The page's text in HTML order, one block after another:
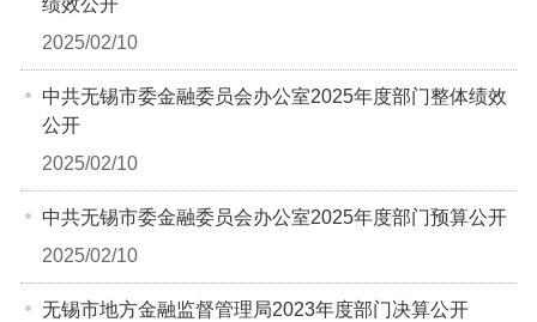
绩效公开
2025/02/10
中共无锡市委金融委员会办公室2025年度部门整体绩效
公开
2025/02/10
中共无锡市委金融委员会办公室2025年度部门预算公开
2025/02/10
无锡市地方金融监督管理局2023年度部门决算公开